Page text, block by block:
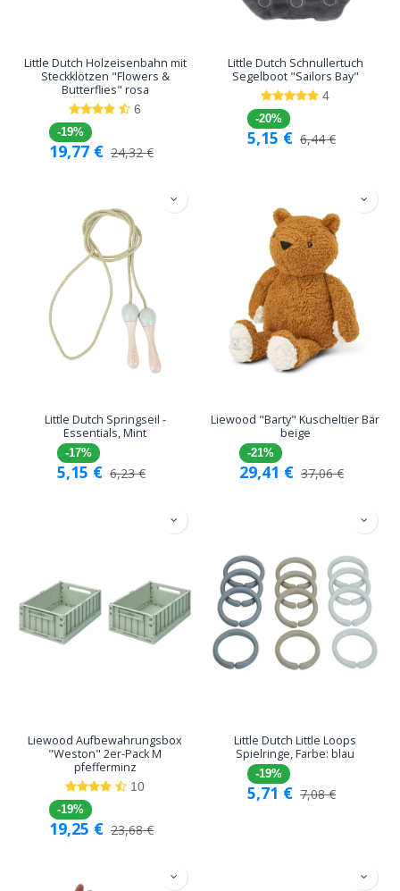
Little Dutch Holzeisenbahn mit
Steckklötzen "Flowers &
Butterflies" rosa
6
-19%
19,77 € 24,32€
Little Dutch Schnullertuch
Segelboot "Sailors Bay"
4
-20%
5,15 € 6,44€
Little Dutch Springseil -
Essentials, Mint
-17%
5,15 € 6,23€
Liewood "Barty" Kuscheltier Bär
beige
-21%
29,41 € 37,06€
Liewood Aufbewahrungsbox
"Weston" 2er-Pack M
pfefferminz
10
-19%
19,25 € 23,68€
Little Dutch Little Loops
Spielringe, Farbe: blau
-19%
5,71 € 7,08€